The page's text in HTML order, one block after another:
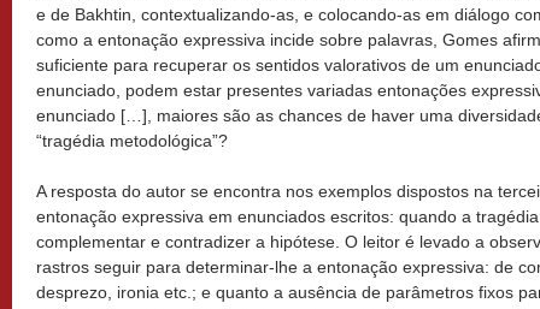
e de Bakhtin, contextualizando-as, e colocando-as em diálogo
como a entonação expressiva incide sobre palavras, Gomes
suficiente para recuperar os sentidos valorativos de um
enunciado, podem estar presentes variadas entonações
enunciado […], maiores são as chances de haver uma
“tragédia metodológica”?
A resposta do autor se encontra nos exemplos dispostos na
entonação expressiva em enunciados escritos: quando a
complementar e contradizer a hipótese. O leitor é levado a
rastros seguir para determinar-lhe a entonação expressiva: de
desprezo, ironia etc.; e quanto a ausência de parâmetros fixos